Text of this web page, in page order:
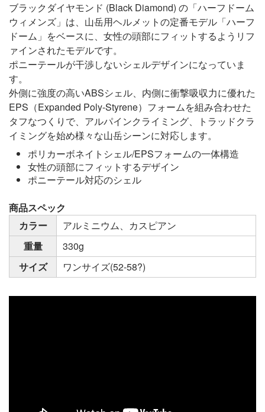
ブラックダイヤモンド (Black Diamond) の「ハーフドーム
ウィメンズ」は、山岳用ヘルメットの定番モデル「ハーフ
ドーム」をベースに、女性の頭部にフィットするようリフ
ァインされたモデルです。
ポニーテールが干渉しないシェルデザインになっていま
す。
外側に強度の高いABSシェル、内側に衝撃吸収力に優れた
EPS（Expanded Poly-Styrene）フォームを組み合わせた
タフなつくりで、アルパインクライミング、トラッドクラ
イミングを始め様々な山岳シーンに対応します。
ポリカーボネイトシェル/EPSフォームの一体構造
女性の頭部にフィットするデザイン
ポニーテール対応のシェル
商品スペック
カラー
アルミニウム、カスピアン
重量
330g
サイズ
ワンサイズ(52-58?)